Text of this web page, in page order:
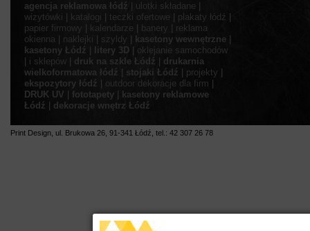
agencja reklamowa łódź ulotki składane
wizytówki
katalogi teczki ofertowe plakaty łódź
papier firmowy
kalendarze banery
reklama
okienna
naklejki szyldy kasetony wewnętrzne
kasetony Łódź
litery 3D
oklejanie samochodów
i sklepów druk na szkle Łódź
drukarnia
wielkoformatowa łódź
stojaki Łódź projekty
ekspozytory łódź
outdoor dekoracje dla firm
DRUK UV
fototapety
kasetony reklamowe
Łódź
dekoracje wnętrz Łódź
Print Design ul. Brukowa 26 91-341 Łódź tel.: 42 307 26 78